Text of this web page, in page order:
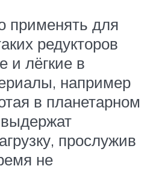
применять для
редукторов
и лёгкие в
например
в планетарном
прослужив
не